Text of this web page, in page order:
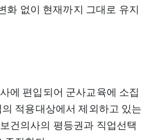
화 없이 현재까지 그대로 유지
에 편입되어 군사교육에 소집
적용대상에서 제외하고 있는
건의사의 평등권과 직업선택